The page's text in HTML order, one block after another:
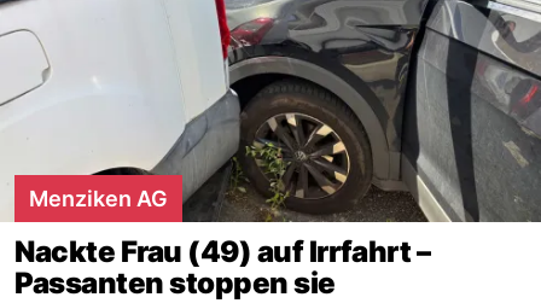
Menziken AG
Nackte Frau (49) auf Irrfahrt –
Passanten stoppen sie